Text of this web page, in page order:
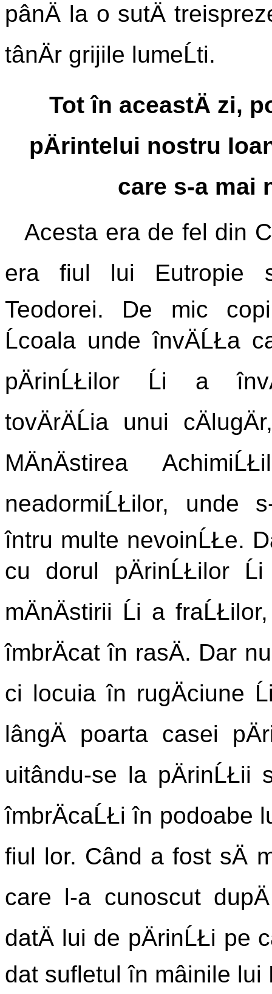
pânÄ la o sutÄ
tânÄr grijile lumeĹti.
Tot în aceastÄ zi,
pÄrintelui nostru
care s-a mai
Acesta era de fel din
era fiul lui Eutropie
Teodorei. De mic
Ĺcoala unde învÄĹŁa
pÄrinĹŁilor Ĺi a
tovÄrÄĹia unui
MÄnÄstirea
neadormiĹŁilor, unde s-
întru multe nevoinĹŁe.
cu dorul pÄrinĹŁilor
mÄnÄstirii Ĺi a
îmbrÄcat în rasÄ. Dar
ci locuia în rugÄciune
lângÄ poarta casei
uitându-se la pÄrinĹŁii
îmbrÄcaĹŁi în podoabe
fiul lor. Când a fost sÄ
care l-a cunoscut
datÄ lui de pÄrinĹŁi pe
dat sufletul în mâinile lui